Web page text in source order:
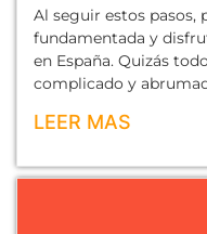
Al seguir estos pasos,
fundamentada y
en España. Quizás
complicado y
LEER MAS